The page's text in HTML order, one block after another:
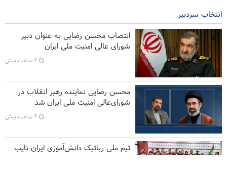
بهای نفت افزایشی شد
انتقاد مجری سرشناس آمریکایی از وعده‌های پوچ ترامپ
وزیر جنگ سابق ترامپ: ایران در جنگ دست بالا را دارد
بن‌بست در مذاکرات دولت لبنان و رژیم صهیونیستی
انتخاب سردبیر
انتصاب محسن رضایی به عنوان دبیر
شورای عالی امنیت ملی ایران
۲ ساعت پیش
محسن رضایی نماینده رهبر انقلاب در
شورای‌عالی امنیت ملی ایران شد
۴ ساعت پیش
تیم ملی رباتیک دانش‌آموزی ایران نایب